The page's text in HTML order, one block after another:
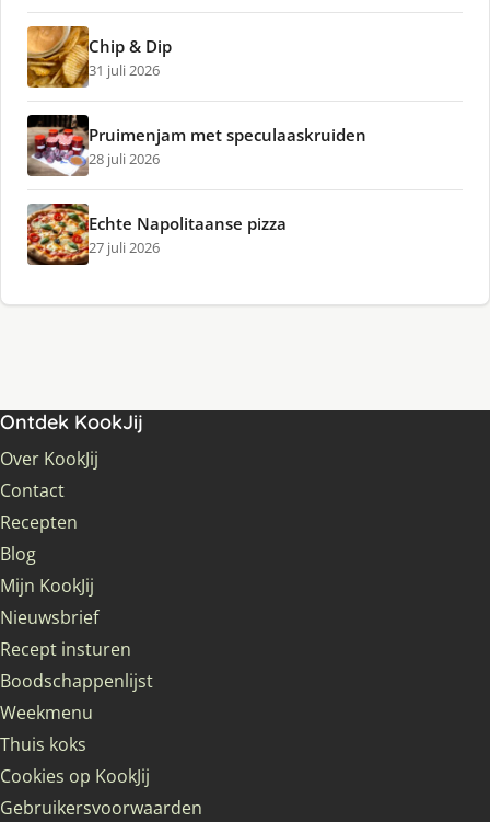
Chip & Dip
31 juli 2026
Pruimenjam met speculaaskruiden
28 juli 2026
Echte Napolitaanse pizza
27 juli 2026
Ontdek KookJij
Over KookJij
Contact
Recepten
Blog
Mijn KookJij
Nieuwsbrief
Recept insturen
Boodschappenlijst
Weekmenu
Thuis koks
Cookies op KookJij
Gebruikersvoorwaarden